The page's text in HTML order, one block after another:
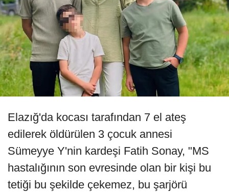
Elazığ'da kocası tarafından 7 el ateş
edilerek öldürülen 3 çocuk annesi
Sümeyye Y'nin kardeşi Fatih Sonay, "MS
hastalığının son evresinde olan bir kişi bu
tetiği bu şekilde çekemez, bu şarjörü